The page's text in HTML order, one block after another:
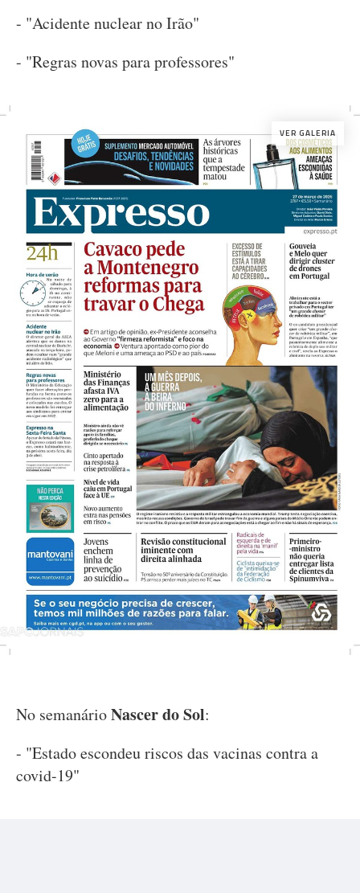
- "Acidente nuclear no Irão"
- "Regras novas para professores"
VER GALERIA
No semanárioNascer do Sol:
- "Estado escondeu riscos das vacinas contra a
covid-19"